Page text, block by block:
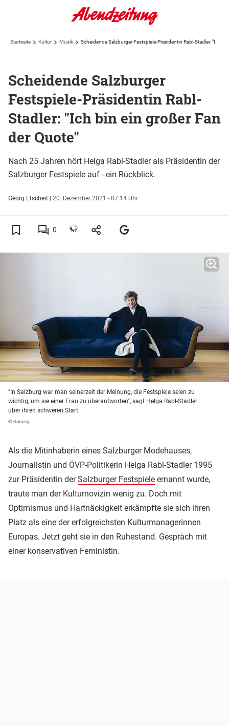
Startseite Kultur Musik
Scheidende Salzburger
Festspiele-Präsidentin Rabl-
Stadler: "Ich bin ein großer Fan
der Quote"
Nach 25 Jahren hört Helga Rabl-Stadler als Präsidentin der
Salzburger Festspiele auf - ein Rückblick.
Georg Etscheit | 20. Dezember 2021 - 07:14 Uhr
0
"In Salzburg war man seinerzeit der Meinung, die Festspiele seien zu
wichtig, um sie einer Frau zu überantworten", sagt Helga Rabl-Stadler
über ihren schweren Start.
© Kanizaj
Als die Mitinhaberin eines Salzburger Modehauses,
Journalistin und ÖVP-Politikerin Helga Rabl-Stadler 1995
zur Präsidentin derSalzburger Festspiele ernannt wurde,
traute man der Kulturnovizin wenig zu. Doch mit
Optimismus und Hartnäckigkeit erkämpfte sie sich ihren
Platz als eine der erfolgreichsten Kulturmanagerinnen
Europas. Jetzt geht sie in den Ruhestand. Gespräch mit
einer konservativen Feministin.